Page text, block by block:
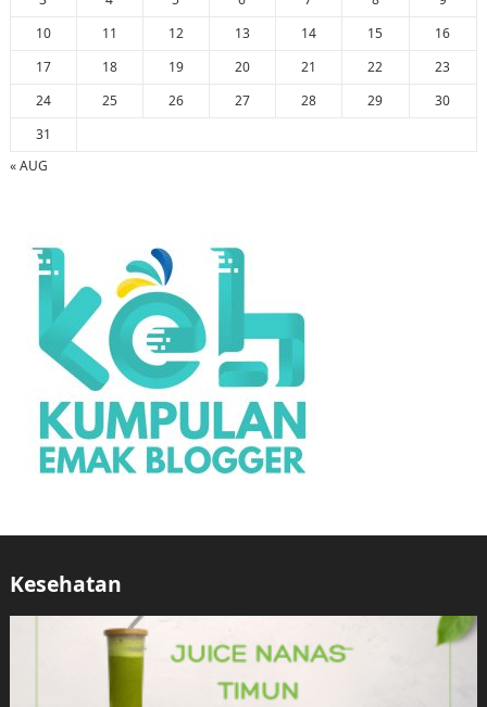
10
11 12 13 14 15
16
17
18 19 20 21 22
23
24
25 26 27 28 29
30
31
« AUG
Kesehatan